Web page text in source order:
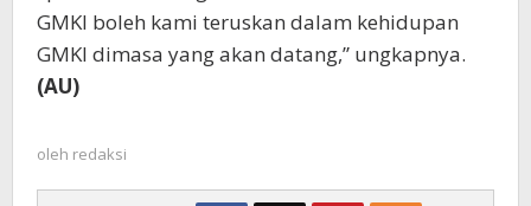
GMKI boleh kami teruskan dalam kehidupan
GMKI dimasa yang akan datang,” ungkapnya.
(AU)
oleh redaksi